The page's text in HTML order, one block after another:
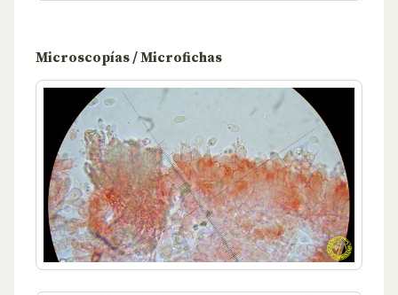
Microscopías / Microfichas